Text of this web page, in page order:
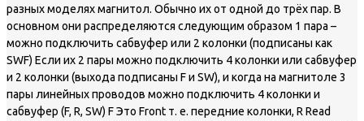
разных моделях магнитол. Обычно их от одной до трёх пар. В
основном они распределяются следующим образом 1 пара –
можно подключить сабвуфер или 2 колонки (подписаны как
SWF) Если их 2 пары можно подключить 4 колонки или сабвуфер
и 2 колонки (выхода подписаны F и SW), и когда на магнитоле 3
пары линейных проводов можно подключить 4 колонки и
сабвуфер (F, R, SW) F Это Front т. е. передние колонки, R Read